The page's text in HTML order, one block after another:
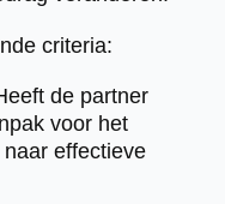
criteria:
de partner
voor het
effectieve